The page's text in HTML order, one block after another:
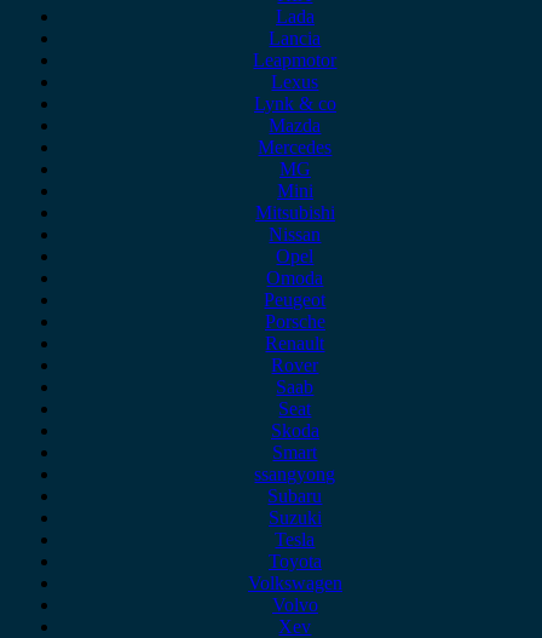
Lada
Lancia
Leapmotor
Lexus
Lynk & co
Mazda
Mercedes
MG
Mini
Mitsubishi
Nissan
Opel
Omoda
Peugeot
Porsche
Renault
Rover
Saab
Seat
Skoda
Smart
ssangyong
Subaru
Suzuki
Tesla
Toyota
Volkswagen
Volvo
Xev